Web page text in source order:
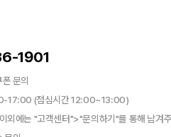
1901
문의
17:00 (점심시간 12:00~13:00)
외에는 "고객센터">"문의하기"를 통해 남겨